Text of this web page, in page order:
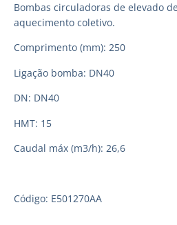
Bombas circuladoras de elevado
aquecimento coletivo.
Comprimento (mm): 250
Ligação bomba: DN40
DN: DN40
HMT: 15
Caudal máx (m3/h): 26,6
Código: E501270AA